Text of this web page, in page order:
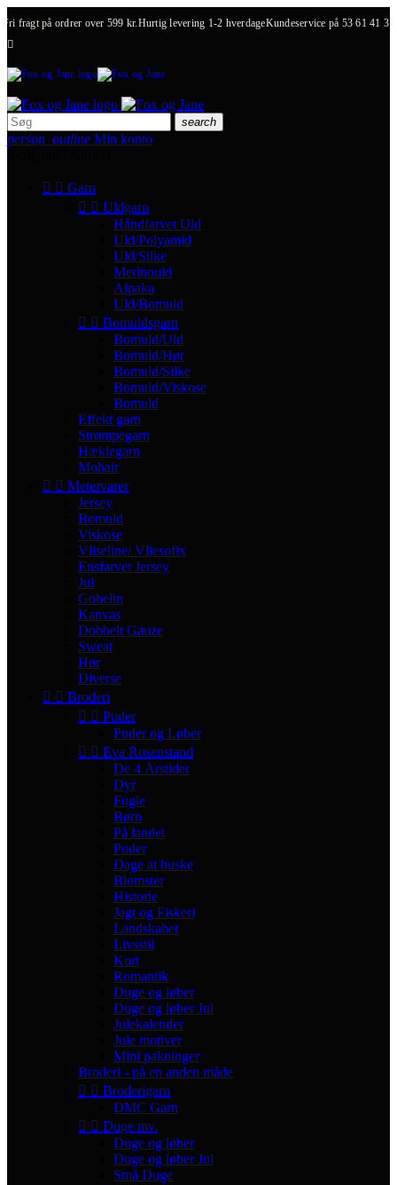
Fri fragt på ordrer over 599 kr. Hurtig levering 1-2 hverdageKundeservice på 53 61 41 31

search
person_outline Min konto
  Garn
  Uldgarn
Håndfarvet Uld
Uld/Polyamid
Uld/Silke
Merinould
Alpaka
Uld/Bomuld
  Bomuldsgarn
Bomuld/Uld
Bomuld/Hør
Bomuld/Silke
Bomuld/Viskose
Bomuld
Effekt garn
Strømpegarn
Hæklegarn
Mohair
  Metervarer
Jersey
Bomuld
Viskose
Vliseline/ Vliesofix
Ensfarvet Jersey
Jul
Gobelin
Kanvas
Dobbelt Gauze
Sweat
Hør
Diverse
  Broderi
  Puder
Puder og Løber
  Eva Rosenstand
De 4 Årstider
Dyr
Fugle
Børn
På landet
Puder
Dage at huske
Blomster
Historie
Jagt og Fiskeri
Landskabet
Livsstil
Kort
Romantik
Duge og løber
Duge og løber Jul
Julekalender
Jule motiver
Mini pakninger
Broderi - på en anden måde
  Broderigarn
DMC Garn
  Duge mv.
Duge og løber
Duge og løber Jul
Små Duge